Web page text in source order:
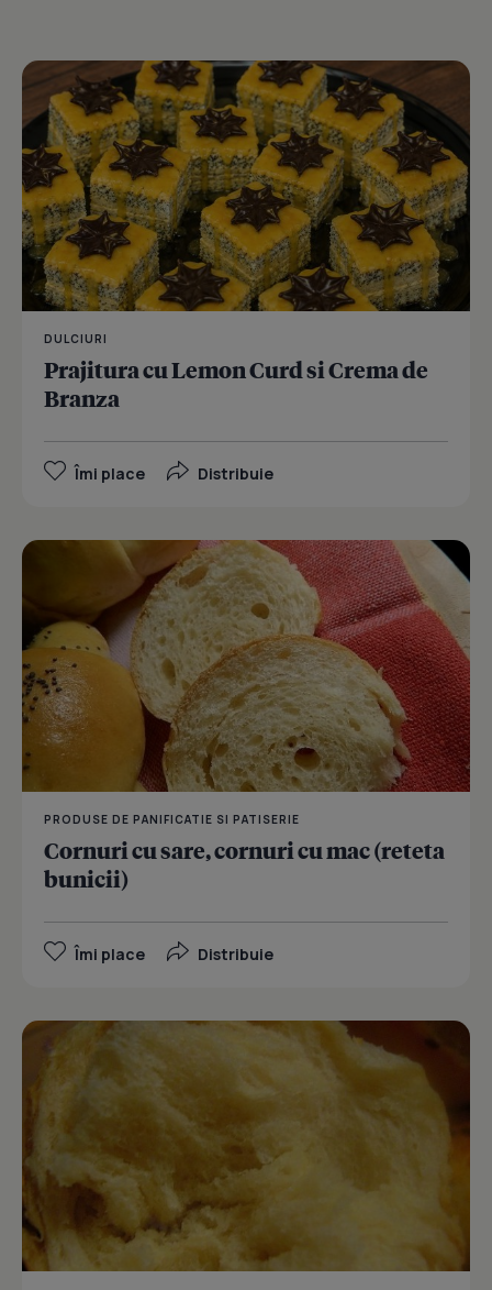
DULCIURI
Prajitura cu Lemon Curd si Crema de
Branza
Îmi place Distribuie
PRODUSE DE PANIFICATIE SI PATISERIE
Cornuri cu sare, cornuri cu mac (reteta
bunicii)
Îmi place Distribuie